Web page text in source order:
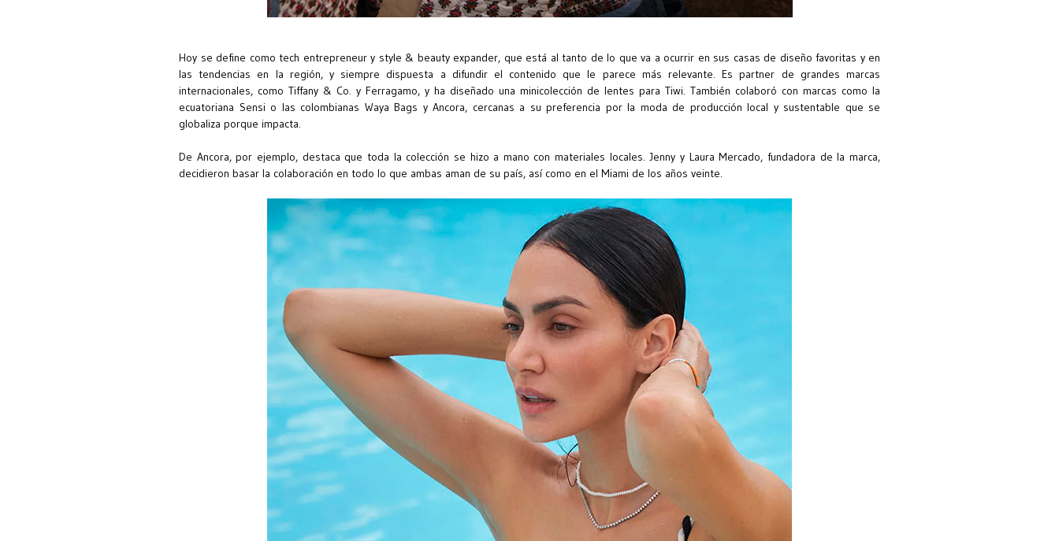
Hoy se define como tech entrepreneur y style & beauty expander, que está al tanto de lo que va a ocurrir en sus casas de diseño favoritas y en
las tendencias en la región, y siempre dispuesta a difundir el contenido que le parece más relevante. Es partner de grandes marcas
internacionales, como Tiffany & Co. y Ferragamo, y ha diseñado una minicolección de lentes para Tiwi. También colaboró con marcas como la
ecuatoriana Sensi o las colombianas Waya Bags y Ancora, cercanas a su preferencia por la moda de producción local y sustentable que se
globaliza porque impacta.
De Ancora, por ejemplo, destaca que toda la colección se hizo a mano con materiales locales. Jenny y Laura Mercado, fundadora de la marca,
decidieron basar la colaboración en todo lo que ambas aman de su país, así como en el Miami de los años veinte.